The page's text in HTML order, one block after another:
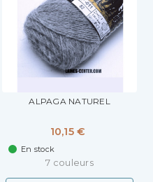
ALPAGA NATUREL
10,15 €
En stock
7 couleurs